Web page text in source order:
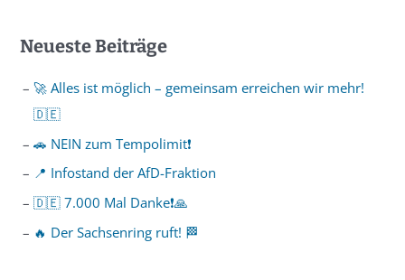
Neueste Beiträge
🚀 Alles ist möglich – gemeinsam erreichen wir mehr!
🇩🇪
🚗 NEIN zum Tempolimit❗️
📍 Infostand der AfD-Fraktion
🇩🇪 7.000 Mal Danke❗️🙏
🔥 Der Sachsenring ruft! 🏁